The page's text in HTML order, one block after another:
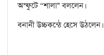
অস্ফুটে “শালা" বললেন।
বনানী উচ্চকন্ঠে হেসে উঠলেন।